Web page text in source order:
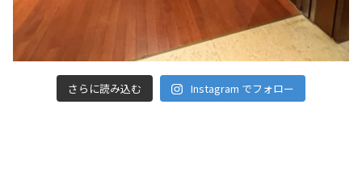
さらに読み込む Instagram でフォロー